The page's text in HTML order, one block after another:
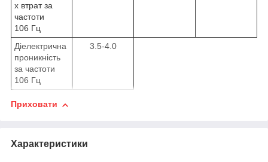
х втрат за
частоти
106 Гц
Діелектрична
проникність
за частоти
106 Гц
3.5-4.0
Приховати
Характеристики